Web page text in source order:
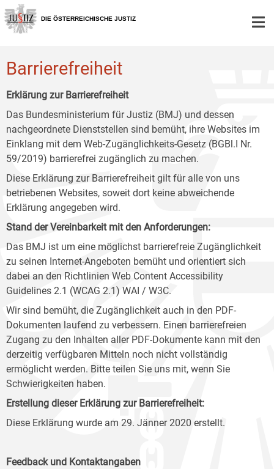
Zur
Hauptnavigation
[1]
Zum
Inhalt
[2]
Zum
Untermenü
[3]
DIE ÖSTERREICHISCHE JUSTIZ
Barrierefreiheit
Erklärung zur Barrierefreiheit
Das Bundesministerium für Justiz (BMJ) und dessen
nachgeordnete Dienststellen sind bemüht, ihre Websites im
Einklang mit dem Web-Zugänglichkeits-Gesetz (BGBl.I Nr.
59/2019) barrierefrei zugänglich zu machen.
Diese Erklärung zur Barrierefreiheit gilt für alle von uns
betriebenen Websites, soweit dort keine abweichende
Erklärung angegeben wird.
Stand der Vereinbarkeit mit den Anforderungen:
Das BMJ ist um eine möglichst barrierefreie Zugänglichkeit
zu seinen Internet-Angeboten bemüht und orientiert sich
dabei an den Richtlinien Web Content Accessibility
Guidelines 2.1 (WCAG 2.1) WAI / W3C.
Wir sind bemüht, die Zugänglichkeit auch in den PDF-
Dokumenten laufend zu verbessern. Einen barrierefreien
Zugang zu den Inhalten aller PDF-Dokumente kann mit den
derzeitig verfügbaren Mitteln noch nicht vollständig
ermöglicht werden. Bitte teilen Sie uns mit, wenn Sie
Schwierigkeiten haben.
Erstellung dieser Erklärung zur Barrierefreiheit:
Diese Erklärung wurde am 29. Jänner 2020 erstellt.
Feedback und Kontaktangaben